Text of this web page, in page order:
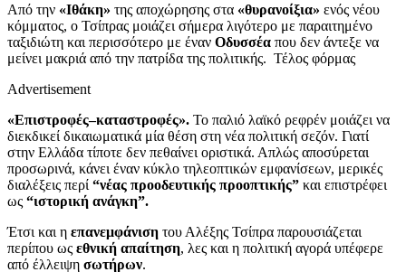
Από την «Ιθάκη» της αποχώρησης στα «θυρανοίξια» ενός νέου
κόμματος, ο Τσίπρας μοιάζει σήμερα λιγότερο με παραιτημένο
ταξιδιώτη και περισσότερο με έναν Οδυσσέα που δεν άντεξε να
μείνει μακριά από την πατρίδα της πολιτικής. Τέλος φόρμας
Advertisement
«Επιστροφές–καταστροφές». Το παλιό λαϊκό ρεφρέν μοιάζει να
διεκδικεί δικαιωματικά μία θέση στη νέα πολιτική σεζόν. Γιατί
στην Ελλάδα τίποτε δεν πεθαίνει οριστικά. Απλώς αποσύρεται
προσωρινά, κάνει έναν κύκλο τηλεοπτικών εμφανίσεων, μερικές
διαλέξεις περί “νέας προοδευτικής προοπτικής” και επιστρέφει
ως “ιστορική ανάγκη”.
Έτσι και η επανεμφάνιση του Αλέξης Τσίπρα παρουσιάζεται
περίπου ως εθνική απαίτηση, λες και η πολιτική αγορά υπέφερε
από έλλειψη σωτήρων.